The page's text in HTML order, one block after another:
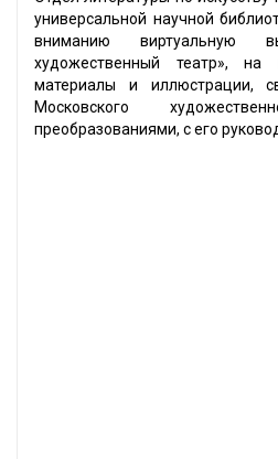
универсальной научной
вниманию виртуальную
художественный театр», на
материалы и иллюстрации,
Московского
преобразованиями, с его